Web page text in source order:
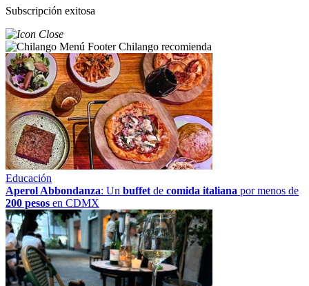
Subscripción exitosa
Chilango recomienda
Educación
Aperol Abbondanza: Un buffet de comida italiana por menos de
200 pesos en CDMX